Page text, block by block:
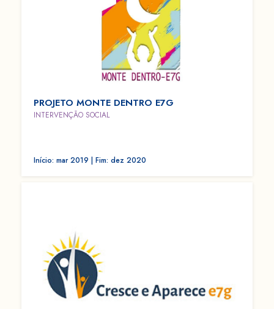
PROJETO MONTE DENTRO E7G
INTERVENÇÃO SOCIAL
Início: mar 2019 | Fim: dez 2020